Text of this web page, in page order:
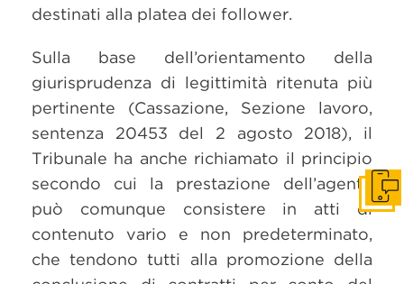
destinati alla platea dei follower.
Sulla base dell’orientamento della
giurisprudenza di legittimità ritenuta più
pertinente (Cassazione, Sezione lavoro,
sentenza 20453 del 2 agosto 2018), il
Tribunale ha anche richiamato il principio
secondo cui la prestazione dell’agente
può comunque consistere in atti di
contenuto vario e non predeterminato,
che tendono tutti alla promozione della
Get